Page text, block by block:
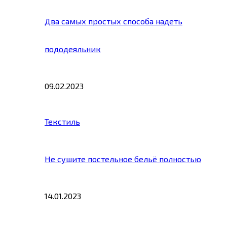
Два самых простых способа надеть
пододеяльник
09.02.2023
Текстиль
Не сушите постельное бельё полностью
14.01.2023